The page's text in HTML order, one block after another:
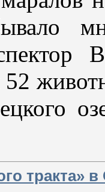
52
тракта»